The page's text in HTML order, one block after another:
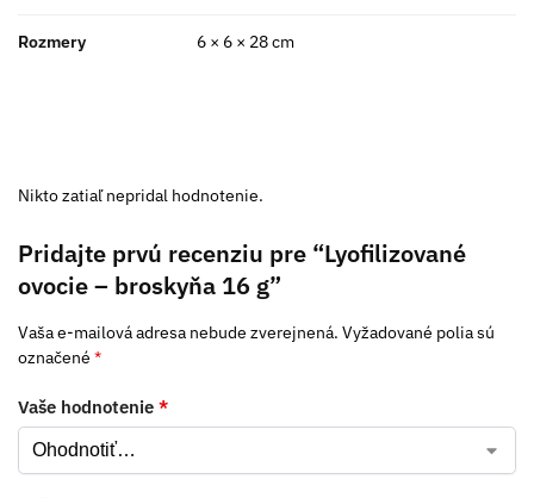
Rozmery 6 × 6 × 28 cm
Nikto zatiaľ nepridal hodnotenie.
Pridajte prvú recenziu pre “Lyofilizované
ovocie – broskyňa 16 g”
Vaša e-mailová adresa nebude zverejnená. Vyžadované polia sú
označené *
Vaše hodnotenie *